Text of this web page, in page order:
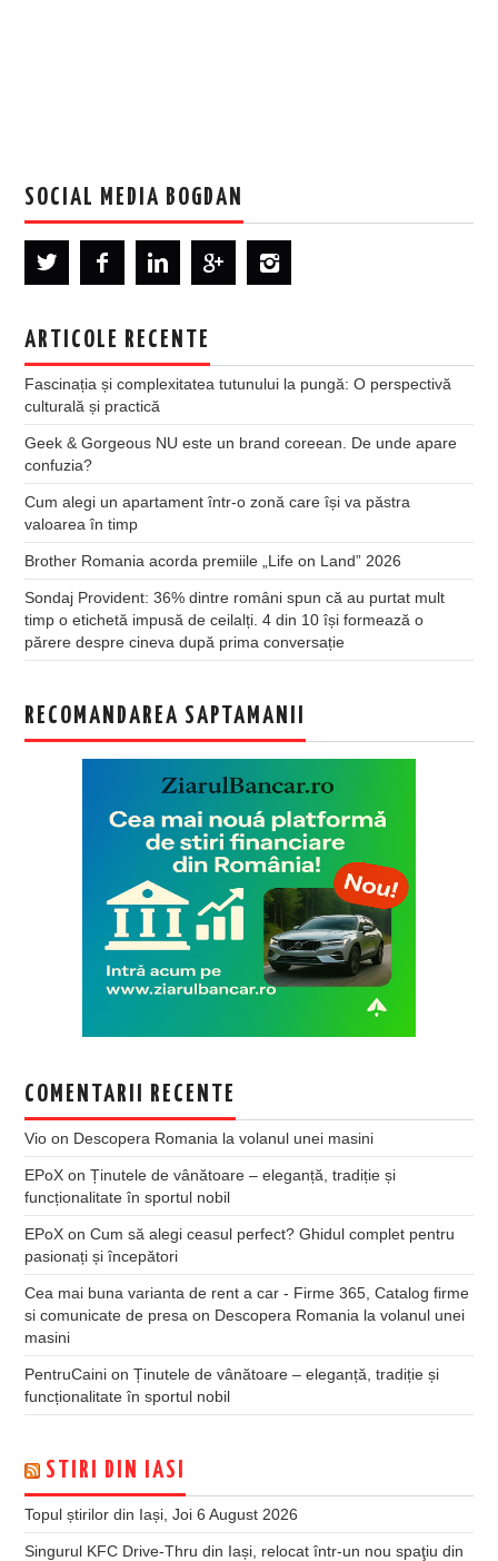
SOCIAL MEDIA BOGDAN
ARTICOLE RECENTE
Fascinația și complexitatea tutunului la pungă: O perspectivă
culturală și practică
Geek & Gorgeous NU este un brand coreean. De unde apare
confuzia?
Cum alegi un apartament într-o zonă care își va păstra
valoarea în timp
Brother Romania acorda premiile „Life on Land” 2026
Sondaj Provident: 36% dintre români spun că au purtat mult
timp o etichetă impusă de ceilalți. 4 din 10 își formează o
părere despre cineva după prima conversație
RECOMANDAREA SAPTAMANII
COMENTARII RECENTE
Vio on Descopera Romania la volanul unei masini
EPoX onȚinutele de vânătoare – eleganță, tradiție și
funcționalitate în sportul nobil
EPoX onCum să alegi ceasul perfect? Ghidul complet pentru
pasionați și începători
Cea mai buna varianta de rent a car - Firme 365, Catalog firme
si comunicate de presa on Descopera Romania la volanul unei
masini
PentruCaini onȚinutele de vânătoare – eleganță, tradiție și
funcționalitate în sportul nobil
STIRI DIN IASI
Topul știrilor din Iași, Joi 6 August 2026
Singurul KFC Drive-Thru din Iași, relocat într-un nou spaţiu din